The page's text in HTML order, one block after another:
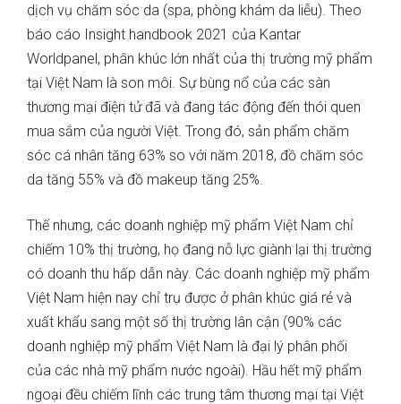
dịch vụ chăm sóc da (spa, phòng khám da liễu). Theo
báo cáo Insight handbook 2021 của Kantar
Worldpanel, phân khúc lớn nhất của thị trường mỹ phẩm
tại Việt Nam là son môi. Sự bùng nổ của các sàn
thương mại điện tử đã và đang tác động đến thói quen
mua sắm của người Việt. Trong đó, sản phẩm chăm
sóc cá nhân tăng 63% so với năm 2018, đồ chăm sóc
da tăng 55% và đồ makeup tăng 25%.
Thế nhưng, các doanh nghiệp mỹ phẩm Việt Nam chỉ
chiếm 10% thị trường, họ đang nỗ lực giành lại thị trường
có doanh thu hấp dẫn này. Các doanh nghiệp mỹ phẩm
Việt Nam hiện nay chỉ trụ được ở phân khúc giá rẻ và
xuất khẩu sang một số thị trường lân cận (90% các
doanh nghiệp mỹ phẩm Việt Nam là đại lý phân phối
của các nhà mỹ phẩm nước ngoài). Hầu hết mỹ phẩm
ngoại đều chiếm lĩnh các trung tâm thương mại tại Việt